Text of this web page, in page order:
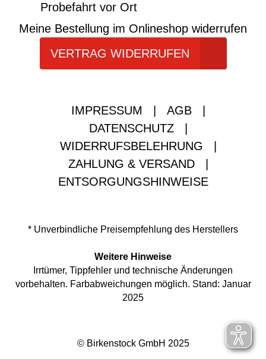
Probefahrt vor Ort
Meine Bestellung im Onlineshop widerrufen
VERTRAG WIDERRUFEN
IMPRESSUM AGB
DATENSCHUTZ
WIDERRUFSBELEHRUNG
ZAHLUNG & VERSAND
ENTSORGUNGSHINWEISE
* Unverbindliche Preisempfehlung des Herstellers
Weitere Hinweise
Irrtümer, Tippfehler und technische Änderungen
vorbehalten. Farbabweichungen möglich. Stand: Januar
2025
© Birkenstock GmbH 2025